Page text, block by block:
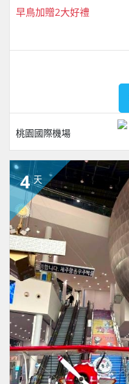
早鳥加贈2大好禮
桃園國際機場
4 天